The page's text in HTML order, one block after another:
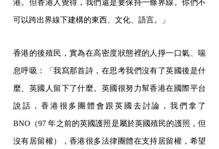
港。但香港人覺得，我們還是要保持一條界線。你們不
可以跨出界線下建構的東西、文化、語言。」
香港的後殖民，實為在高密度狀態裡的人掙一口氣、喘
息呼吸：「我寫那首詩，在思考我們沒有了英國後是什
麼、英國人留下了什麼。英國很努力幫香港在國際平台
說話，香港很多團體會跟英國去討論，我們拿了
BNO（97 年之前的英國護照是屬於英國殖民的護照，但
沒有居留權），香港很多法律團體在支持居留權，希望